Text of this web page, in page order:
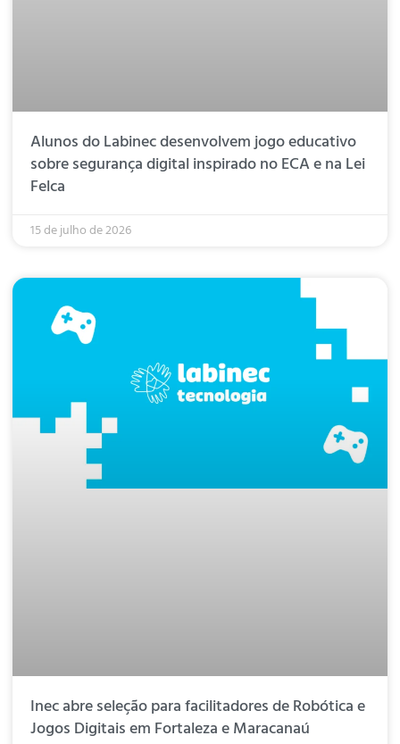
Alunos do Labinec desenvolvem jogo educativo
sobre segurança digital inspirado no ECA e na Lei
Felca
15 de julho de 2026
Inec abre seleção para facilitadores de Robótica e
Jogos Digitais em Fortaleza e Maracanaú